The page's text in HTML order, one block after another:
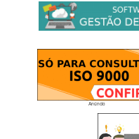
Anúncio